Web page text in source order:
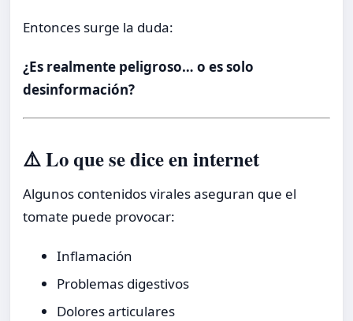
Entonces surge la duda:
¿Es realmente peligroso… o es solo
desinformación?
⚠️ Lo que se dice en internet
Algunos contenidos virales aseguran que el
tomate puede provocar:
Inflamación
Problemas digestivos
Dolores articulares